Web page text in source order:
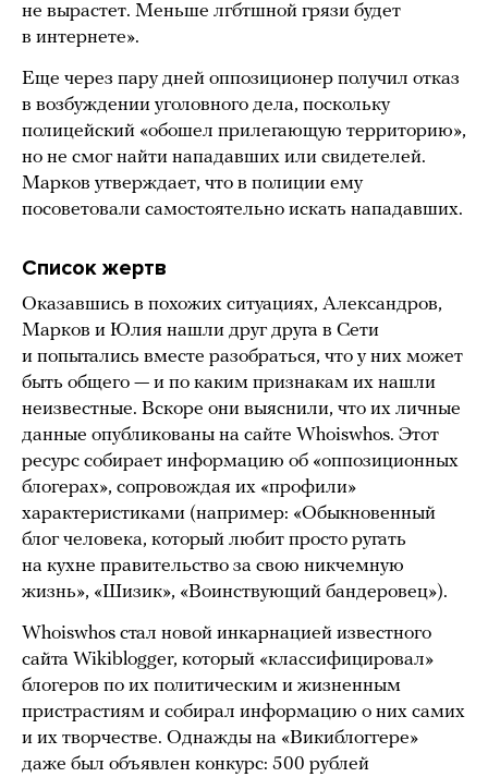
не вырастет. Меньше лгбтшной грязи будет
в интернете».
Еще через пару дней оппозиционер получил отказ
в возбуждении уголовного дела, поскольку
полицейский «обошел прилегающую территорию»,
но не смог найти нападавших или свидетелей.
Марков утверждает, что в полиции ему
посоветовали самостоятельно искать нападавших.
Список жертв
Оказавшись в похожих ситуациях, Александров,
Марков и Юлия нашли друг друга в Сети
и попытались вместе разобраться, что у них может
быть общего — и по каким признакам их нашли
неизвестные. Вскоре они выяснили, что их личные
данные опубликованы на сайте Whoiswhos. Этот
ресурс собирает информацию об «оппозиционных
блогерах», сопровождая их «профили»
характеристиками (например: «Обыкновенный
блог человека, который любит просто ругать
на кухне правительство за свою никчемную
жизнь», «Шизик», «Воинствующий бандеровец»).
Whoiswhos стал новой инкарнацией известного
сайта Wikiblogger, который «классифицировал»
блогеров по их политическим и жизненным
пристрастиям и собирал информацию о них самих
и их творчестве. Однажды на «Викиблоггере»
даже был объявлен конкурс: 500 рублей